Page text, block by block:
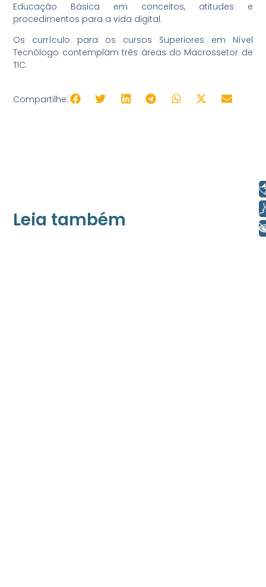
Educação Básica em conceitos, atitudes e
procedimentos para a vida digital.
Os currículo para os cursos Superiores em Nível
Tecnólogo contemplam três áreas do Macrossetor de
TIC.
Compartilhe:
Leia também